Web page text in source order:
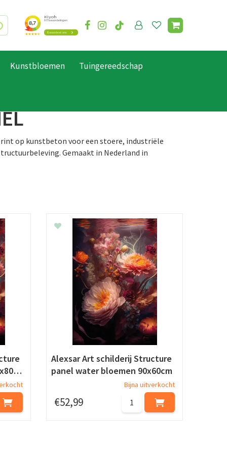
Kunstbloemen Tuingereedschap
op kunstbeton voor een stoere, industriële
Gemaakt in Nederland in
Alexsar Art schilderij Structure
panel water bloemen 90x60cm
€52,99
Bijna uitverkocht